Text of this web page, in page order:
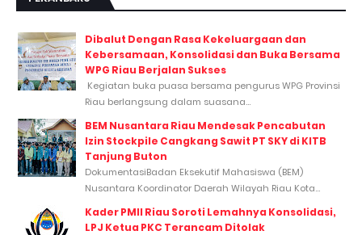
Dibalut Dengan Rasa Kekeluargaan dan
Kebersamaan, Konsolidasi dan Buka Bersama
WPG Riau Berjalan Sukses
Kegiatan buka puasa bersama pengurus WPG Provinsi
Riau berlangsung dalam suasana...
BEM Nusantara Riau Mendesak Pencabutan
Izin Stockpile Cangkang Sawit PT SKY di KITB
Tanjung Buton
DokumentasiBadan Eksekutif Mahasiswa (BEM)
Nusantara Koordinator Daerah Wilayah Riau Kota...
Kader PMII Riau Soroti Lemahnya Konsolidasi,
LPJ Ketua PKC Terancam Ditolak